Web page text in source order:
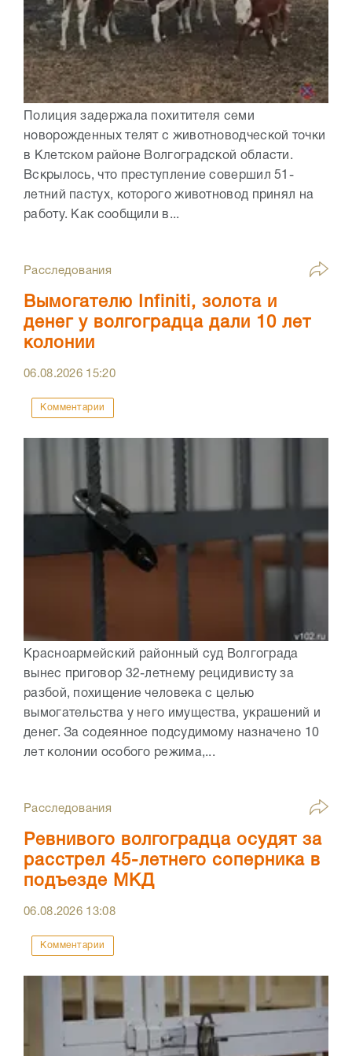
Полиция задержала похитителя семи
новорожденных телят с животноводческой точки
в Клетском районе Волгоградской области.
Вскрылось, что преступление совершил 51-
летний пастух, которого животновод принял на
работу. Как сообщили в...
Расследования
Вымогателю Infiniti, золота и
денег у волгоградца дали 10 лет
колонии
06.08.2026 15:20
Комментарии
Красноармейский районный суд Волгограда
вынес приговор 32-летнему рецидивисту за
разбой, похищение человека с целью
вымогательства у него имущества, украшений и
денег. За содеянное подсудимому назначено 10
лет колонии особого режима,...
Расследования
Ревнивого волгоградца осудят за
расстрел 45-летнего соперника в
подъезде МКД
06.08.2026 13:08
Комментарии